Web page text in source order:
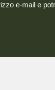
e-mail e